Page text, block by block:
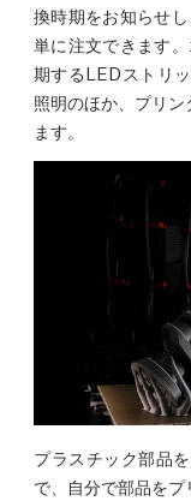
換時期をお知らせ
単に注文できます
期するLEDストリ
照明のほか、プリ
ます。
プラスチック部品
で、自分で部品を